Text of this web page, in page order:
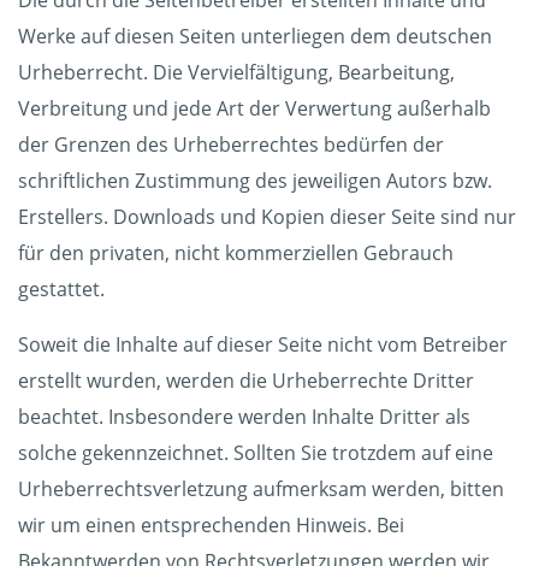
Werke auf diesen Seiten unterliegen dem deutschen
Urheberrecht. Die Vervielfältigung, Bearbeitung,
Verbreitung und jede Art der Verwertung außerhalb
der Grenzen des Urheberrechtes bedürfen der
schriftlichen Zustimmung des jeweiligen Autors bzw.
Erstellers. Downloads und Kopien dieser Seite sind nur
für den privaten, nicht kommerziellen Gebrauch
gestattet.
Soweit die Inhalte auf dieser Seite nicht vom Betreiber
erstellt wurden, werden die Urheberrechte Dritter
beachtet. Insbesondere werden Inhalte Dritter als
solche gekennzeichnet. Sollten Sie trotzdem auf eine
Urheberrechtsverletzung aufmerksam werden, bitten
wir um einen entsprechenden Hinweis. Bei